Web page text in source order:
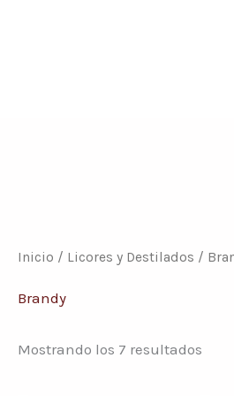
Inicio / Licores y Destilados /
Brandy
Mostrando los 7 resultados